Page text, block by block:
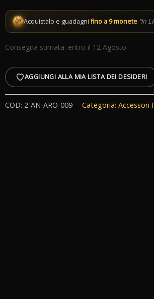
Blaster
10ml
quantità
Acquistalo e guadagni fino a 9 monete “In
Consegna stimata: entro il 12 Agosto
AGGIUNGI ALLA MIA LISTA DEI DESIDERI
COD: 2-AN-ARO-009 Categoria: Accessori